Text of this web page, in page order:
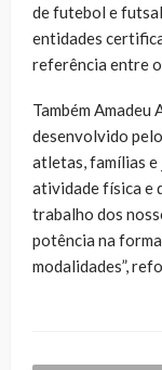
de futebol e
entidades
referência entre
Também
desenvolvido
atletas, famílias e
atividade física e
trabalho dos
potência na
modalidades”,